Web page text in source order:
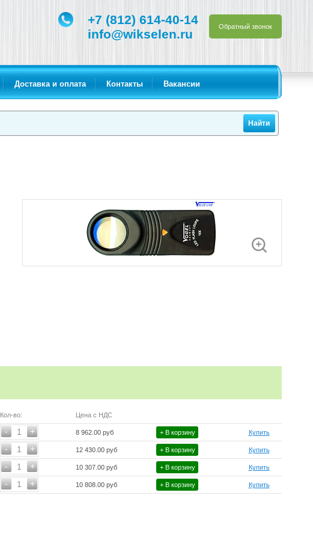
+7 (812) 614-40-14
info@wikselen.ru
Обратный звонок
Доставка и оплата Контакты Вакансии
Кол-во: Цена с НДС
+
- 1 8 962.00 руб + В корзину Купить
+
- 1 12 430.00 руб + В корзину Купить
+
- 1 10 307.00 руб + В корзину Купить
+
- 1 10 808.00 руб + В корзину Купить